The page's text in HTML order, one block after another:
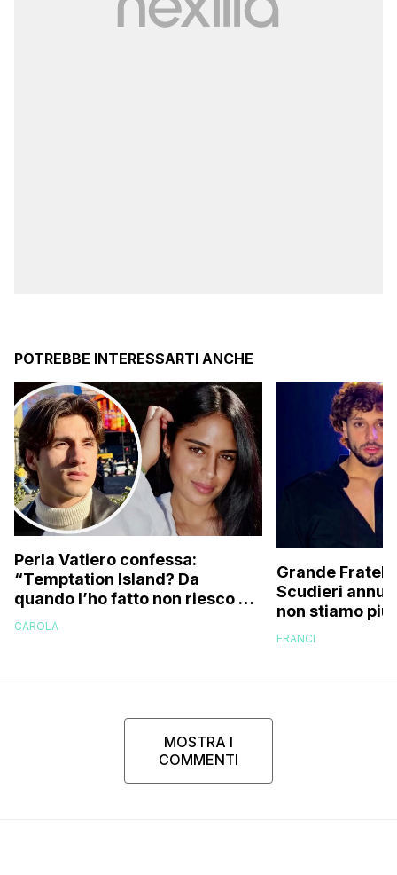
POTREBBE INTERESSARTI ANCHE
Perla Vatiero confessa:
“Temptation Island? Da
quando l’ho fatto non riesco più
a guardarlo perché…”
CAROLA
Grande
Scudieri
non stiamo
cose non
FRANCI
MOSTRA I
COMMENTI